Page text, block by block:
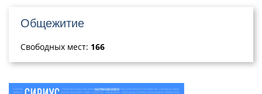
Общежитие
Свободных мест: 166